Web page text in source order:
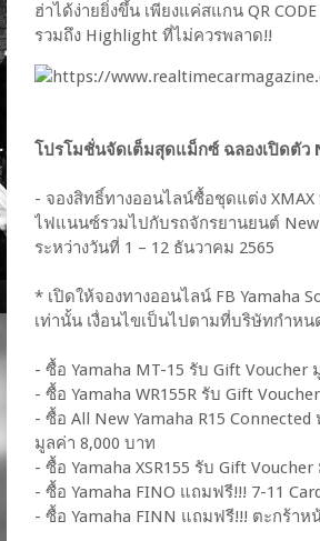
ฮ่าได้ง่ายยิ่งขึ้น เพียงแค่สแกน QR
รวมถึง Highlight ที่ไม่ควรพลาด!!
โปรโมชั่นจัดเต็มสุดแม็กซ์ ฉลองเปิดตัว
- จองสิทธิ์ทางออนไลน์ซื้อชุดแต่ง XMAX
ไฟแนนซ์รวมไปกับรถจักรยานยนต์ New
ระหว่างวันที่ 1 – 12 ธันวาคม 2565
* เปิดให้จองทางออนไลน์ FB Yamaha
เท่านั้น เงื่อนไขเป็นไปตามที่บริษัทกำหน
- ซื้อ Yamaha MT-15 รับ Gift Voucher
- ซื้อ Yamaha WR155R รับ Gift
- ซื้อ All New Yamaha R15
มูลค่า 8,000 บาท
- ซื้อ Yamaha XSR155 รับ Gift
- ซื้อ Yamaha FINO แถมฟรี!!! 7-11
- ซื้อ Yamaha FINN แถมฟรี!!! ตะกร้า